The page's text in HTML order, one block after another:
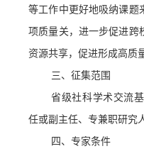
等工作中更好地吸纳课题
项质量关，进一步促进跨
资源共享，促进形成高质
三、征集范围
省级社科学术交流
任或副主任、专兼职研究
四、专家条件